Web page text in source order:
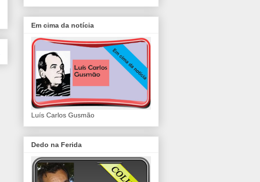
Em cima da notícia
Luís Carlos Gusmão
Dedo na Ferida